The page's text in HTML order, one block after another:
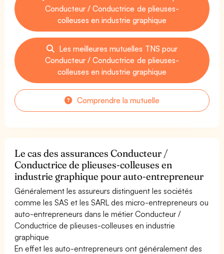
Conducteur / Conductrice de plieuses-
colleuses en industrie graphique
Les meilleures mutuelles TNS pour
Conducteur / Conductrice de plieuses-
colleuses en industrie graphique
Comprendre la mutuelle
Le cas des assurances Conducteur /
Conductrice de plieuses-colleuses en
industrie graphique pour auto-entrepreneur
Généralement les assureurs distinguent les sociétés
comme les SAS et les SARL des micro-entrepreneurs ou
auto-entrepreneurs dans le métier Conducteur /
Conductrice de plieuses-colleuses en industrie
graphique
En effet les auto-entrepreneurs ont généralement des